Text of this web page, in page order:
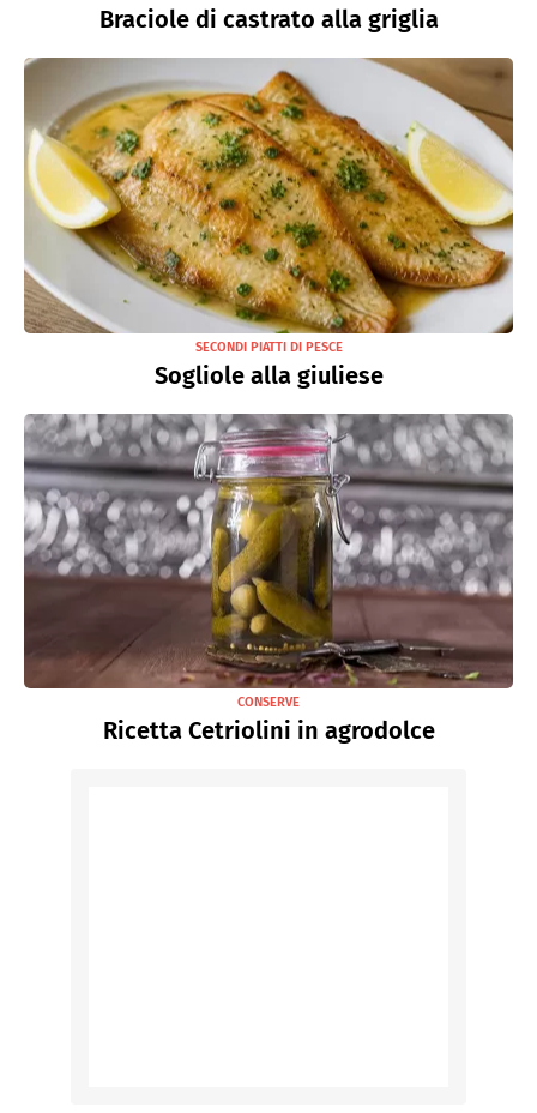
Braciole di castrato alla griglia
SECONDI PIATTI DI PESCE
Sogliole alla giuliese
CONSERVE
Ricetta Cetriolini in agrodolce